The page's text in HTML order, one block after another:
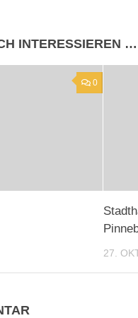
INTERESSIEREN …
0
27.